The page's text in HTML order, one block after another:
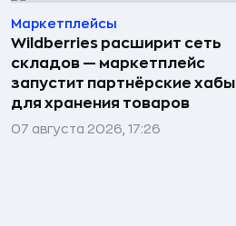
Маркетплейсы
Wildberries расширит сеть
складов — маркетплейс
запустит партнёрские хабы
для хранения товаров
07 августа 2026, 17:26